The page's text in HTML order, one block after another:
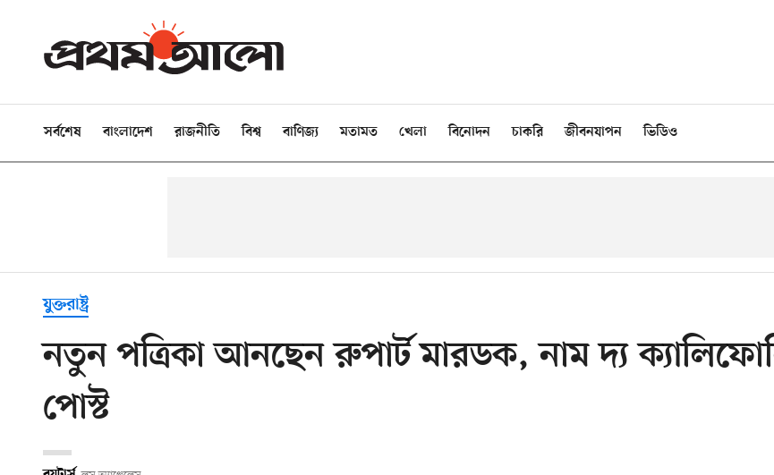
সর্বশেষ বাংলাদেশ রাজনীতি বিশ্ব বাণিজ্য মতামত খেলা বিনোদন চাকরি জীবনযাপন ভিডিও
যুক্তরাষ্ট্র
নতুন পত্রিকা আনছেন রুপার্ট মারডক, নাম দ্য
পোস্ট